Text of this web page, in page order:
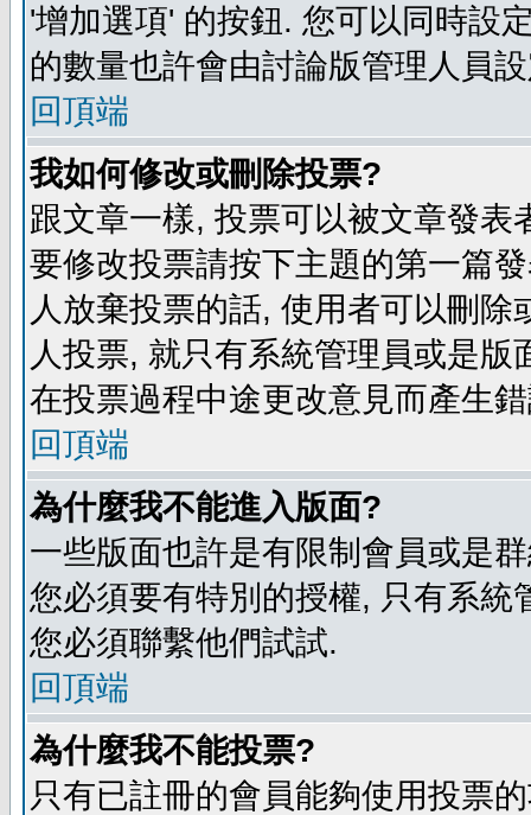
'增加選項' 的按鈕. 您可以同時設
的數量也許會由討論版管理人員
回頂端
我如何修改或刪除投票?
跟文章一樣, 投票可以被文章發
要修改投票請按下主題的第一篇
人放棄投票的話, 使用者可以刪
人投票, 就只有系統管理員或是
在投票過程中途更改意見而產生
回頂端
為什麼我不能進入版面?
一些版面也許是有限制會員或是
您必須要有特別的授權, 只有系
您必須聯繫他們試試.
回頂端
為什麼我不能投票?
只有已註冊的會員能夠使用投票